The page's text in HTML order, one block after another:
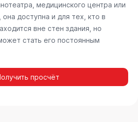
медицинского центра или
доступна и для тех, кто в
вне стен здания, но
стать его постоянным
просчёт